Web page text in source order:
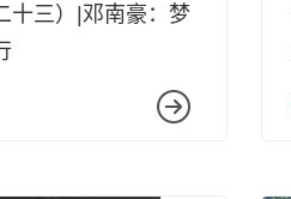
十三）|邓南豪：梦